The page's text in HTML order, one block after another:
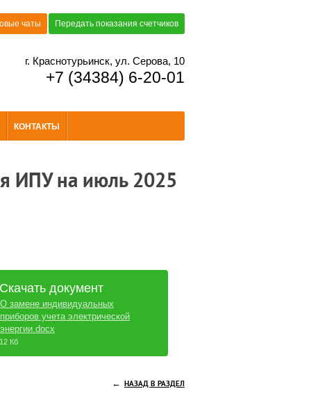
Передать показания счетчиков
чаты
г. Краснотурьинск, ул. Серова, 10
+7 (34384) 6-20-01
КОНТАКТЫ
ИПУ на июль 2025
Скачать документ
О замене индивидуальных
приборов учета электрической
энергии.docx
12 Кб
← НАЗАД В РАЗДЕЛ